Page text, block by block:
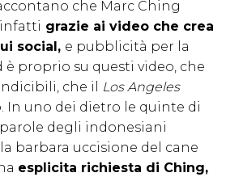
che Marc Ching
infatti grazie ai video che crea
social, e pubblicità per la
è proprio su questi video, che
che il
Los Angeles
In uno dei dietro le quinte di
degli indonesiani
barbara uccisione del cane
esplicita richiesta di Ching,